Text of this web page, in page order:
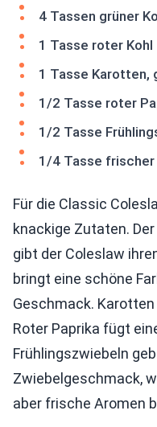
4 Tassen grüner
1 Tasse roter Kohl
1 Tasse Karotten,
1/2 Tasse roter
1/2 Tasse
1/4 Tasse
Für die Classic
knackige Zutaten.
gibt der Coleslaw
bringt eine schöne
Geschmack.
Roter Paprika fügt
Frühlingszwiebeln
Zwiebelgeschmack,
aber frische Aromen